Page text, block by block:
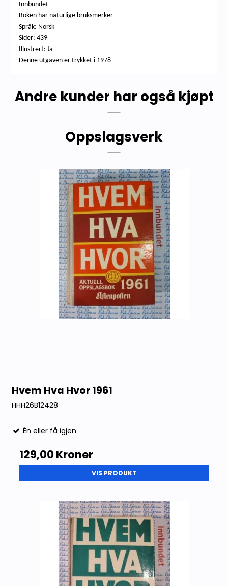
Innbundet
Boken har naturlige bruksmerker
Språk: Norsk
Sider: 439
Illustrert: Ja
Denne utgaven er trykket i 1978
Andre kunder har også kjøpt
Oppslagsverk
Hvem Hva Hvor 1961
HHH26B12428
Én eller få igjen
129,00 Kroner
VIS PRODUKT